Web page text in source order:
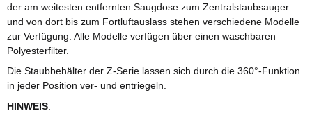
der am weitesten entfernten Saugdose zum Zentralstaubsauger
und von dort bis zum Fortluftauslass stehen verschiedene Modelle
zur Verfügung. Alle Modelle verfügen über einen waschbaren
Polyesterfilter.
Die Staubbehälter der Z-Serie lassen sich durch die 360°-Funktion
in jeder Position ver- und entriegeln.
HINWEIS: